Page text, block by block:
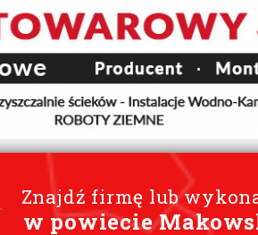
Znajdź firmę lub
w powiecie